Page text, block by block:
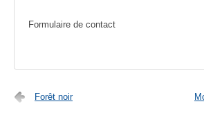
Formulaire de contact
Forêt noir